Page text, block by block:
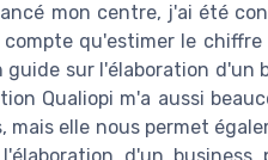
mon centre, j'ai été
compte qu'estimer le
guide sur l'élaboration d'un
Qualiopi m'a aussi
mais elle nous permet